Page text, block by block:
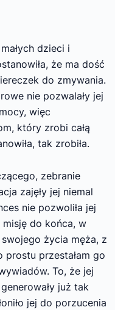
dzieci i
że ma dość
do zmywania.
nie pozwalały jej
więc
który zrobi całą
tak zrobiła.
zebranie
zajęły jej niemal
nie pozwoliła jej
do końca, w
życia męża, z
prostu przestałam go
To, że jej
już tak
jej do porzucenia